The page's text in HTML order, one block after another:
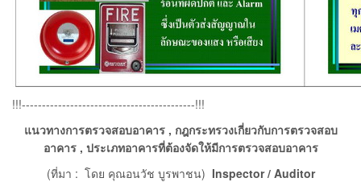
!!!-------------------------------------------!!!
แนวทางการตรวจสอบอาคาร , กฎกระทรวงเกี่ยวกับการตรวจสอบ
อาคาร , ประเภทอาคารที่ต้องจัดให้มีการตรวจสอบอาคาร
(ที่มา : โดย คุณอนวัช บูรพาชน) Inspector / Auditor